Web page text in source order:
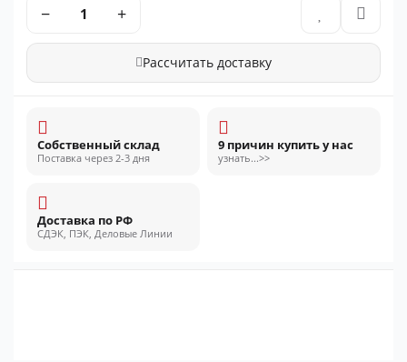
− +
Рассчитать доставку
Собственный склад
Поставка через 2-3 дня
9 причин купить у нас
узнать...>>
Доставка по РФ
СДЭК, ПЭК, Деловые Линии